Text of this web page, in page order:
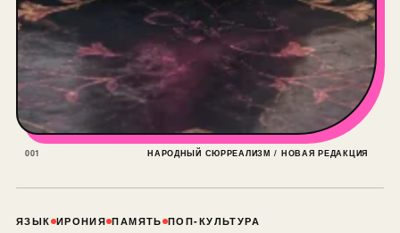
001 НАРОДНЫЙ СЮРРЕАЛИЗМ / НОВАЯ РЕДАКЦИЯ
ЯЗЫК ИРОНИЯ ПАМЯТЬ ПОП-КУЛЬТУРА